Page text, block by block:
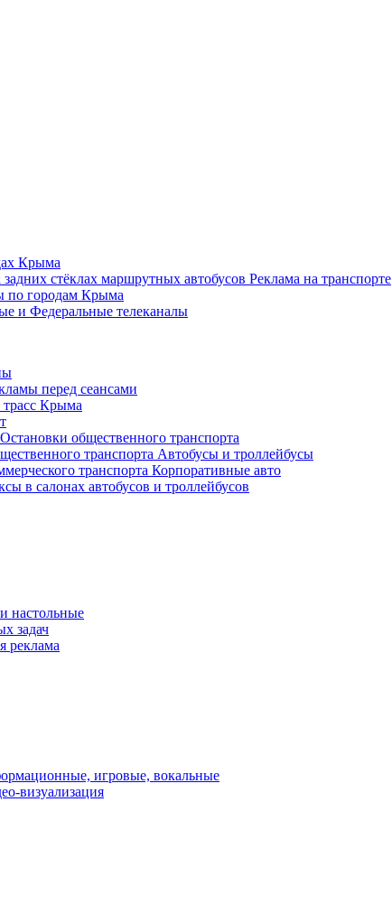
Крыма
задних стёклах маршрутных автобусов Реклама на транспорте
по городам Крыма
и Федеральные телеканалы
перед сеансами
Крыма
Остановки общественного транспорта
транспорта Автобусы и троллейбусы
транспорта Корпоративные авто
в салонах автобусов и троллейбусов
настольные
задач
реклама
игровые, вокальные
визуализация